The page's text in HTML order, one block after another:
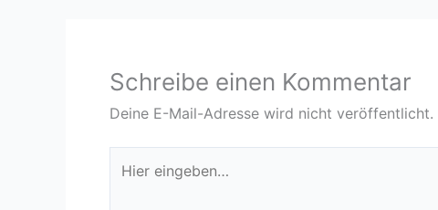
Schreibe einen Kommentar
Deine E-Mail-Adresse wird nicht veröffentlicht.
eingeben…